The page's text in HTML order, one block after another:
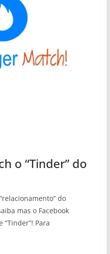
o “Tinder” do
do
mas o Facebook
Para